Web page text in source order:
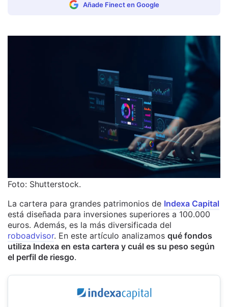
Añade Finect en Google
Foto: Shutterstock.
La cartera para grandes patrimonios de Indexa Capital
está diseñada para inversiones superiores a 100.000
euros. Además, es la más diversificada del
roboadvisor. En este artículo analizamos qué fondos
utiliza Indexa en esta cartera y cuál es su peso según
el perfil de riesgo.